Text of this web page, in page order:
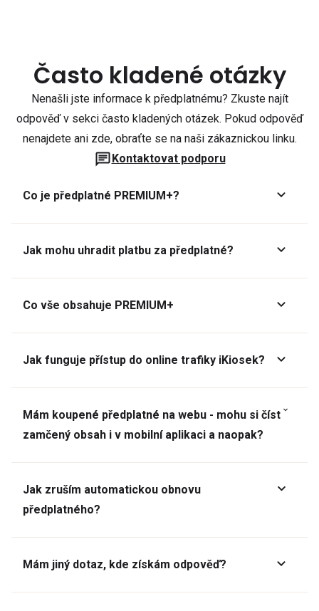
Často kladené otázky
Nenašli jste informace k předplatnému? Zkuste najít
odpověď v sekci často kladených otázek. Pokud odpověď
nenajdete ani zde, obraťte se na naši zákaznickou linku.
Kontaktovat podporu
Co je předplatné PREMIUM+?
Jak mohu uhradit platbu za předplatné?
Co vše obsahuje PREMIUM+
Jak funguje přístup do online trafiky iKiosek?
Mám koupené předplatné na webu - mohu si číst
zamčený obsah i v mobilní aplikaci a naopak?
Jak zruším automatickou obnovu
předplatného?
Mám jiný dotaz, kde získám odpověď?